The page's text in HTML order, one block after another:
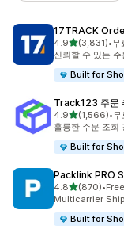
17TRACK
4.9별 5개 중
(3,831)
총 리뷰 3831개
•무
신뢰할 수 있는
Built for
Track123 주문
4.9별 5개 중
(1,566)
총 리뷰 1566개
•무
훌륭한 주문 조회
Built for
Packlink PRO
4.8별 5개 중
(870)
총 리뷰 870개
•
Multicarrier
Built for